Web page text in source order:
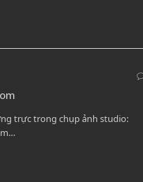
trực trong chụp ảnh studio: